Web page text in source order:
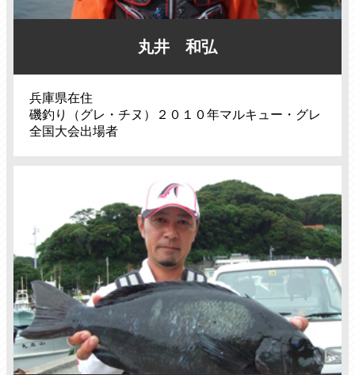
丸井 和弘
兵庫県在住
磯釣り（グレ・チヌ）２０１０年マルキュー・グレ
全国大会出場者